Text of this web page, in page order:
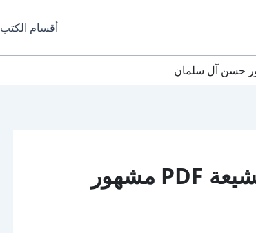
أقسام الكتب
تحميل كتاب ردود القرطبي على الشيعة PDF مشهور